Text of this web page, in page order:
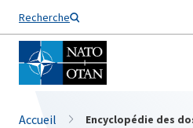
Recherche
Nom de famille*
Accueil Encyclopédie des